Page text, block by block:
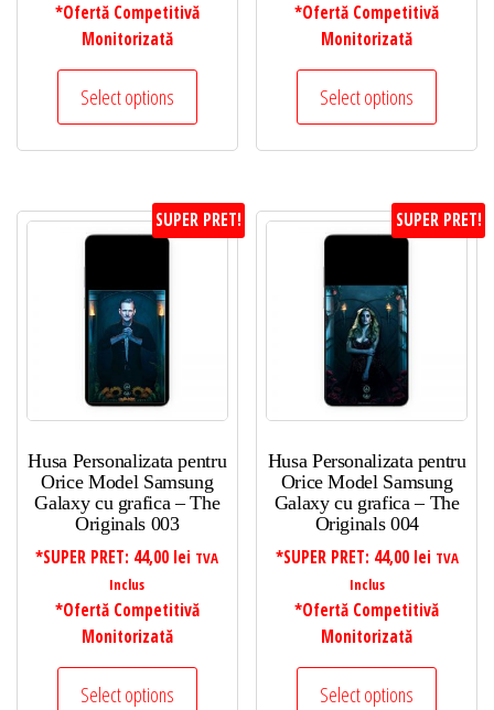
*Ofertă Competitivă
Monitorizată
Select options
*Ofertă Competitivă
Monitorizată
Select options
SUPER PRET!
Husa Personalizata pentru
Orice Model Samsung
Galaxy cu grafica – The
Originals 003
*SUPER PRET: 44,00 lei TVA
Inclus
*Ofertă Competitivă
Monitorizată
Select options
SUPER PRET!
Husa Personalizata pentru
Orice Model Samsung
Galaxy cu grafica – The
Originals 004
*SUPER PRET: 44,00 lei TVA
Inclus
*Ofertă Competitivă
Monitorizată
Select options